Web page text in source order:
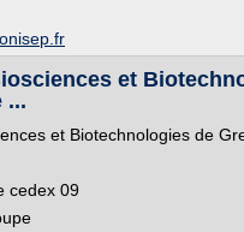
et
...
et Biotechnologies de
cedex 09